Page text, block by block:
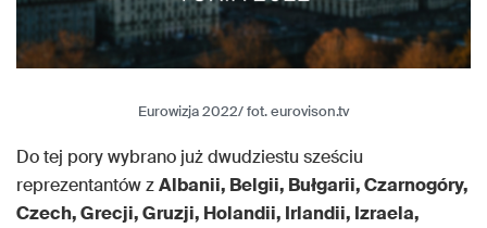
Eurowizja 2022/ fot. eurovison.tv
Do tej pory wybrano już dwudziestu sześciu
reprezentantów zAlbanii, Belgii, Bułgarii, Czarnogóry,
Czech, Grecji, Gruzji, Holandii, Irlandii, Izraela,